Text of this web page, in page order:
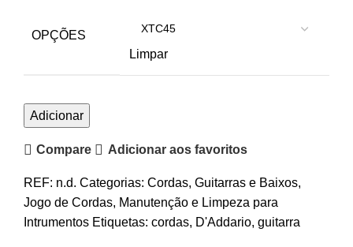
OPÇÕES
Limpar
Quantidade
de
Cordas
XTC45
Classical
Adicionar
Compare Adicionar aos favoritos
REF: n.d. Categorias: Cordas, Guitarras e Baixos,
Jogo de Cordas, Manutenção e Limpeza para
Intrumentos Etiquetas: cordas, D'Addario, guitarra